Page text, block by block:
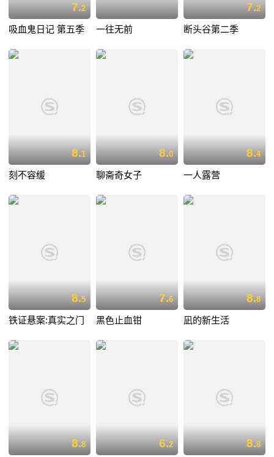
7.2
吸血鬼日记 第五季 一往无前
7.2
断头谷第二季
8.1
刻不容缓
8.0
聊斋奇女子
8.4
一人露营
8.5
铁证悬案:真实之门
7.6
黑色止血钳
8.8
凪的新生活
8.8 6.2 8.8